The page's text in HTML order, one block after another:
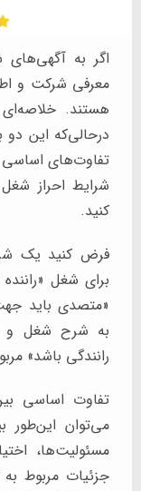
اگر به آگهی‌های
معرفی شرکت و
هستند.
درحالی‌که این
تفاوت‌های
شرایط احراز
کنید.
فرض کنید یک
برای شغل
«متصدی باید
به شرح شغل و
رانندگی باشد»
تفاوت اساسی
می‌توان این‌طور
مسئولیت‌ها،
جزئیات مربوط